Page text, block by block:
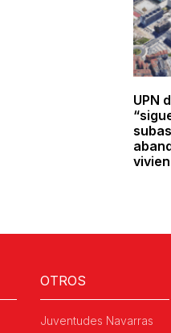
UPN
OTROS
Juventudes Navarras